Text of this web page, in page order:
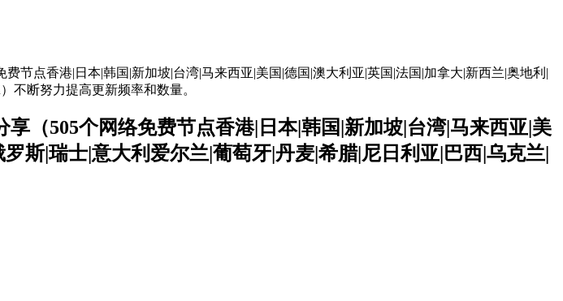
节点香港|日本|韩国|新加坡|台湾|马来西亚|美国|德国|澳大利亚|英国|法国|加拿大|新西兰|奥地利|
不断努力提高更新频率和数量。
（505个网络免费节点香港|日本|韩国|新加坡|台湾|马来西亚|美
斯|瑞士|意大利爱尔兰|葡萄牙|丹麦|希腊|尼日利亚|巴西|乌克兰|